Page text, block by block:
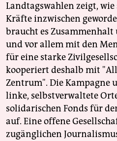
Landtagswahlen zeigt,
Kräfte inzwischen
braucht es
und vor allem mit den
für eine starke
kooperiert deshalb mit
Zentrum". Die Kampagne
linke, selbstverwaltete
solidarischen Fonds für
auf. Eine offene
zugänglichen